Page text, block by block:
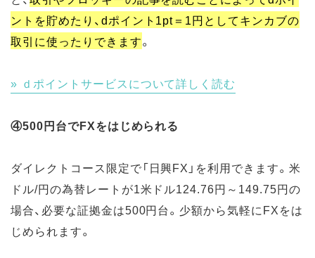
ントを貯めたり、dポイント1pt＝1円としてキンカブの
取引に使ったりできます。
ｄポイントサービスについて詳しく読む
④500円台でFXをはじめられる
ダイレクトコース限定で「日興FX」を利用できます。米
ドル/円の為替レートが1米ドル124.76円～149.75円の
場合、必要な証拠金は500円台。少額から気軽にFXをは
じめられます。